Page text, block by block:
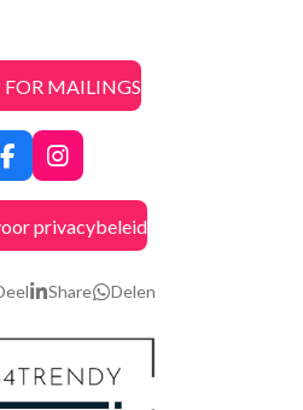
FOR MAILINGS
F
a
e
b
o
I
n
t
a
r
privacybeleid
Share Delen